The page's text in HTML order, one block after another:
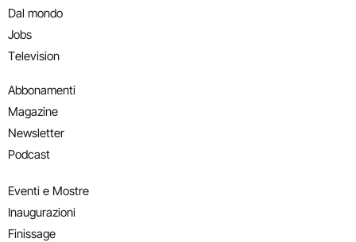
Dal mondo
Jobs
Television
Abbonamenti
Magazine
Newsletter
Podcast
Eventi e Mostre
Inaugurazioni
Finissage